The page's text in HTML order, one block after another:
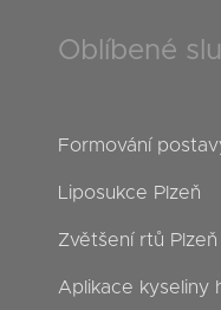
Oblíbené
Formování
Liposukce Plzeň
Zvětšení rtů Plzeň
Aplikace kyseliny